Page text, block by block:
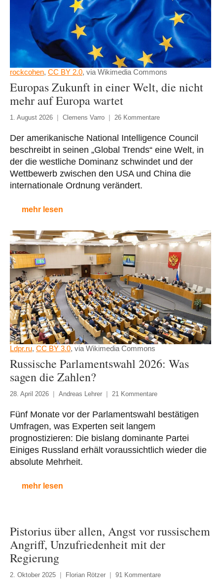
rockcohen, CC BY 2.0, via Wikimedia Commons
Europas Zukunft in einer Welt, die nicht
mehr auf Europa wartet
1. August 2026 Clemens Varro 26 Kommentare
Der amerikanische National Intelligence Council
beschreibt in seinen „Global Trends“ eine Welt, in
der die westliche Dominanz schwindet und der
Wettbewerb zwischen den USA und China die
internationale Ordnung verändert.
mehr lesen
Ldpr.ru, CC BY 3.0, via Wikimedia Commons
Russische Parlamentswahl 2026: Was
sagen die Zahlen?
28. April 2026 Andreas Lehrer 21 Kommentare
Fünf Monate vor der Parlamentswahl bestätigen
Umfragen, was Experten seit langem
prognostizieren: Die bislang dominante Partei
Einiges Russland erhält voraussichtlich wieder die
absolute Mehrheit.
mehr lesen
Pistorius über allen, Angst vor russischem
Angriff, Unzufriedenheit mit der
Regierung
2. Oktober 2025 Florian Rötzer 91 Kommentare